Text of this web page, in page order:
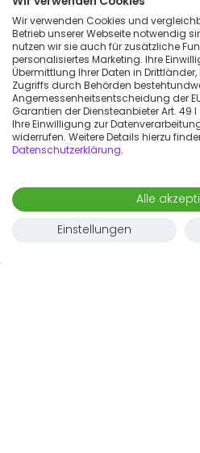
apple
Wir verwenden Cookies und
Betrieb unserer Webseite notwendig
nutzen wir sie auch für zusätzliche
personalisiertes Marketing. Ihre
Übermittlung Ihrer Daten in
Zugriffs durch Behörden
Angemessenheitsentscheidung der
Garantien der Diensteanbieter Art. 49
Ihre Einwilligung zur
widerrufen. Weitere Details hierzu
Datenschutzerklärung.
Alle
Einstellungen